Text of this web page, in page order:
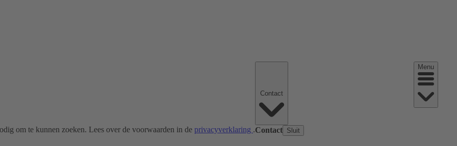
om te kunnen zoeken. Lees over de voorwaarden in de privacyverklaring .Contact Sluit
Menu